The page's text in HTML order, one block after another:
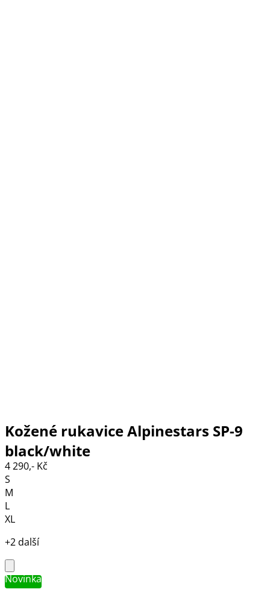
Kožené rukavice Alpinestars SP-9
black/white
4 290,- Kč
S
M
L
XL
+2 další
Novinka